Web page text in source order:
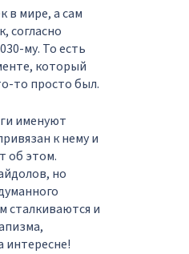
в мире, а сам
согласно
му. То есть
который
то просто был.
именуют
к нему и
об этом.
но
сталкиваются и
интересне!